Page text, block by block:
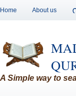
Home About us
A Simple way to